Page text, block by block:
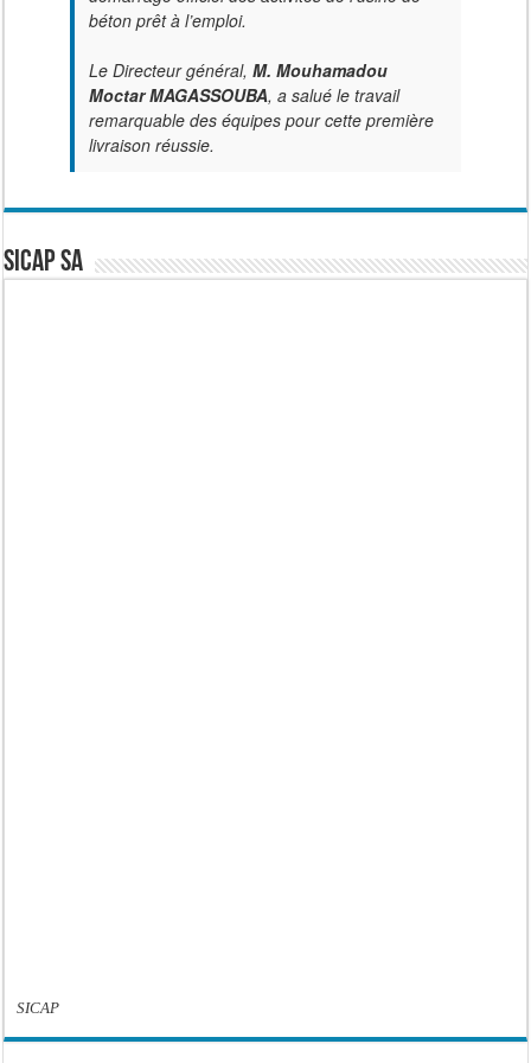
béton prêt à l’emploi.
Le Directeur général, M. Mouhamadou
Moctar MAGASSOUBA, a salué le travail
remarquable des équipes pour cette première
livraison réussie.
SICAP SA
SICAP